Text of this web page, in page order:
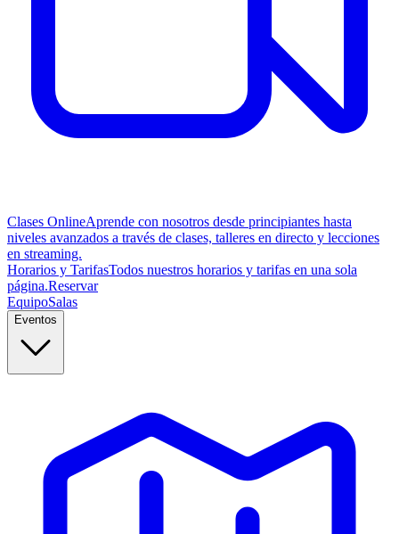
Clases OnlineAprende con nosotros desde principiantes hasta
niveles avanzados a través de clases, talleres en directo y lecciones
en streaming.
Horarios y TarifasTodos nuestros horarios y tarifas en una sola
página.Reservar
EquipoSalas
Eventos